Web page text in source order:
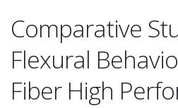
Comparative
Flexural
Fiber High